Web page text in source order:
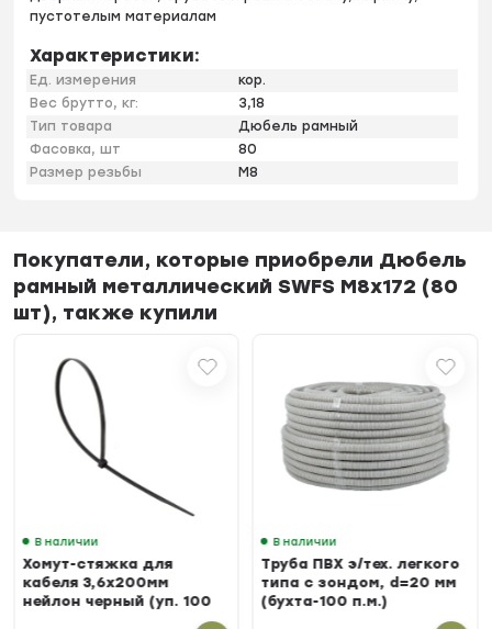
пустотелым материалам
Характеристики:
Ед. измерения
кор.
Вес брутто, кг:
3,18
Тип товара
Дюбель рамный
Фасовка, шт
80
Размер резьбы
М8
Покупатели, которые приобрели Дюбель
рамный металлический SWFS М8х172 (80
шт), также купили
В наличии
Хомут-стяжка для
кабеля 3,6х200мм
нейлон черный (уп. 100
В наличии
Труба ПВХ э/тех. легкого
типа с зондом, d=20 мм
(бухта-100 п.м.)